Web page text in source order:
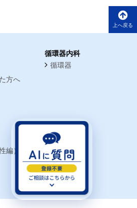
上へ戻る
方へ
編）
循環器内科
循環器